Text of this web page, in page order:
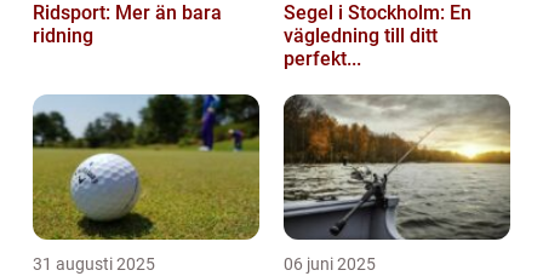
Ridsport: Mer än bara
ridning
Segel i Stockholm: En
vägledning till ditt
perfekt...
31 augusti 2025 06 juni 2025